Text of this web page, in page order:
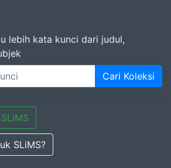
lebih kata kunci dari judul,
Cari Koleksi
SLiMS?